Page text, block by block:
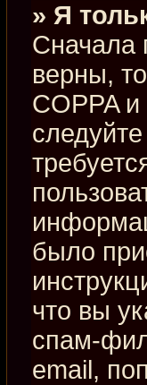
» Я
Сначала
верны,
COPPA
было
что вы
спам-
email,